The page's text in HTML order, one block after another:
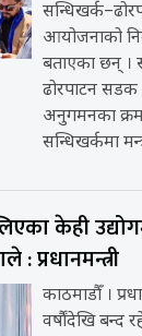
आयोजनाको
बताएका छन् ।
ढोरपाटन
अनुगमनका
सन्धिखर्कमा
केही
प्रधानमन्त्री
काठमाडौँ ।
वर्षौंदेखि बन्द